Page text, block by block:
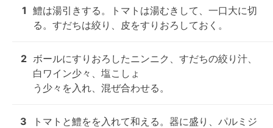
1 鱧は湯引きする。トマトは湯むきして、一口大に切
る。すだちは絞り、皮をすりおろしておく。
2 ボールにすりおろしたニンニク、すだちの絞り汁、
白ワイン少々、塩こしょ
う少々を入れ、混ぜ合わせる。
3
トマトと鱧をを入れて和える。器に盛り、パルミジ